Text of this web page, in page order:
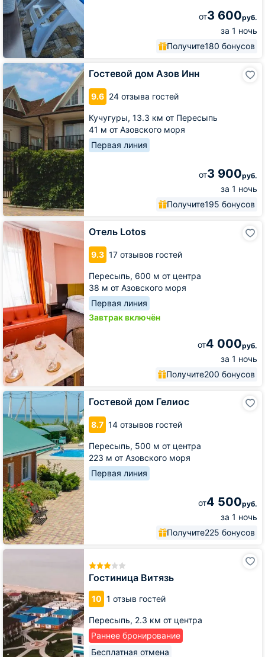
от3 600руб.
за 1 ночь
Получите180 бонусов
Гостевой дом Азов Инн
9.6 24 отзыва гостей
Кучугуры, 13.3 км от Пересыпь
41 м от Азовского моря
Первая линия
от3 900руб.
за 1 ночь
Получите195 бонусов
Гостевой
дом
Азов
Инн
Отель Lotos
9.3 17 отзывов гостей
Пересыпь, 600 м от центра
38 м от Азовского моря
Первая линия
Завтрак включён
от4 000руб.
за 1 ночь
Получите200 бонусов
Отель
Lotos
Гостевой дом Гелиос
8.7 14 отзывов гостей
Пересыпь, 500 м от центра
223 м от Азовского моря
Первая линия
от4 500руб.
за 1 ночь
Получите225 бонусов
Гостевой
дом
Гелиос
Гостиница Витязь
10 1 отзыв гостей
Пересыпь, 2.3 км от центра
Раннее бронирование
Бесплатная отмена
Гостиница